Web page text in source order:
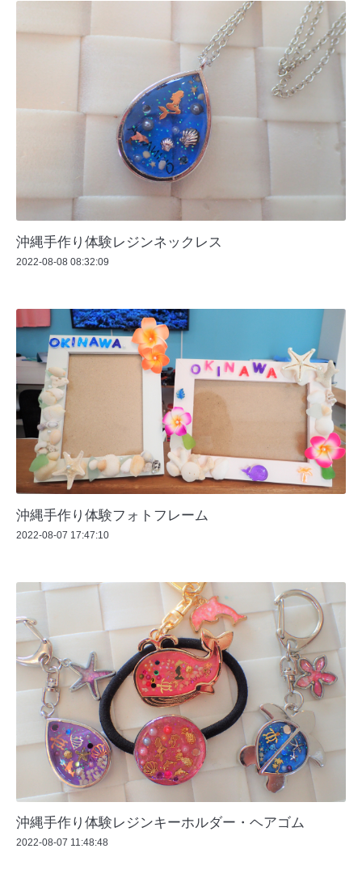
沖縄手作り体験レジンネックレス
2022-08-08 08:32:09
沖縄手作り体験フォトフレーム
2022-08-07 17:47:10
沖縄手作り体験レジンキーホルダー・ヘアゴム
2022-08-07 11:48:48